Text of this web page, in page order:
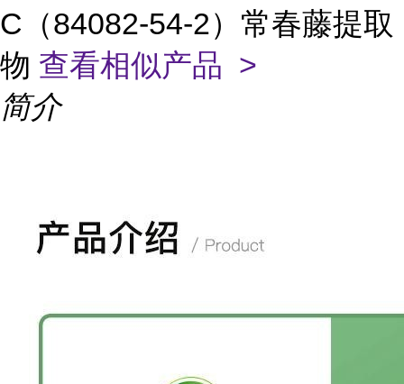
C（84082-54-2）常春藤提取
物 查看相似产品 >
简介